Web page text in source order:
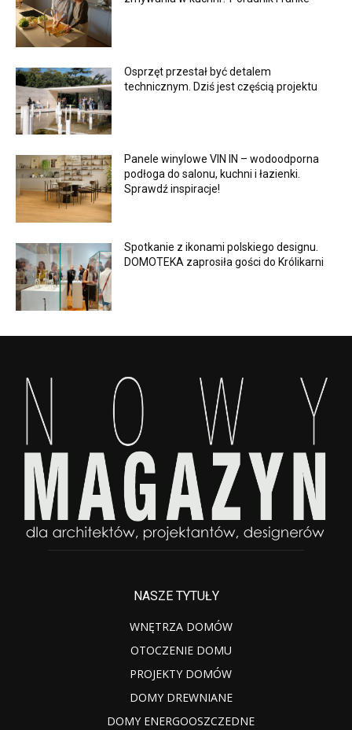
Osprzęt przestał być detalem
technicznym. Dziś jest częścią projektu
Panele winylowe VIN IN – wodoodporna
podłoga do salonu, kuchni i łazienki.
Sprawdź inspiracje!
Spotkanie z ikonami polskiego designu.
DOMOTEKA zaprosiła gości do Królikarni
NASZE TYTUŁY
WNĘTRZA DOMÓW
OTOCZENIE DOMU
PROJEKTY DOMÓW
DOMY DREWNIANE
DOMY ENERGOOSZCZEDNE